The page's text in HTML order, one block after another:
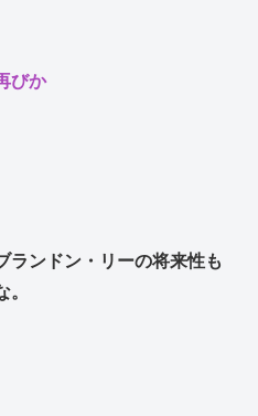
びか
ランドン・リーの将来性も